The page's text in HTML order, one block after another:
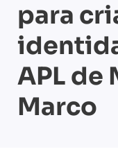
para
APL de
Marco